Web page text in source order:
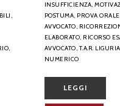
INSUFFICIENZA,
POSTUMA, PROVA ORALE
AVVOCATO,
ELABORATO, RICORSO
AVVOCATO, T.A.R.
NUMERICO
LEGGI